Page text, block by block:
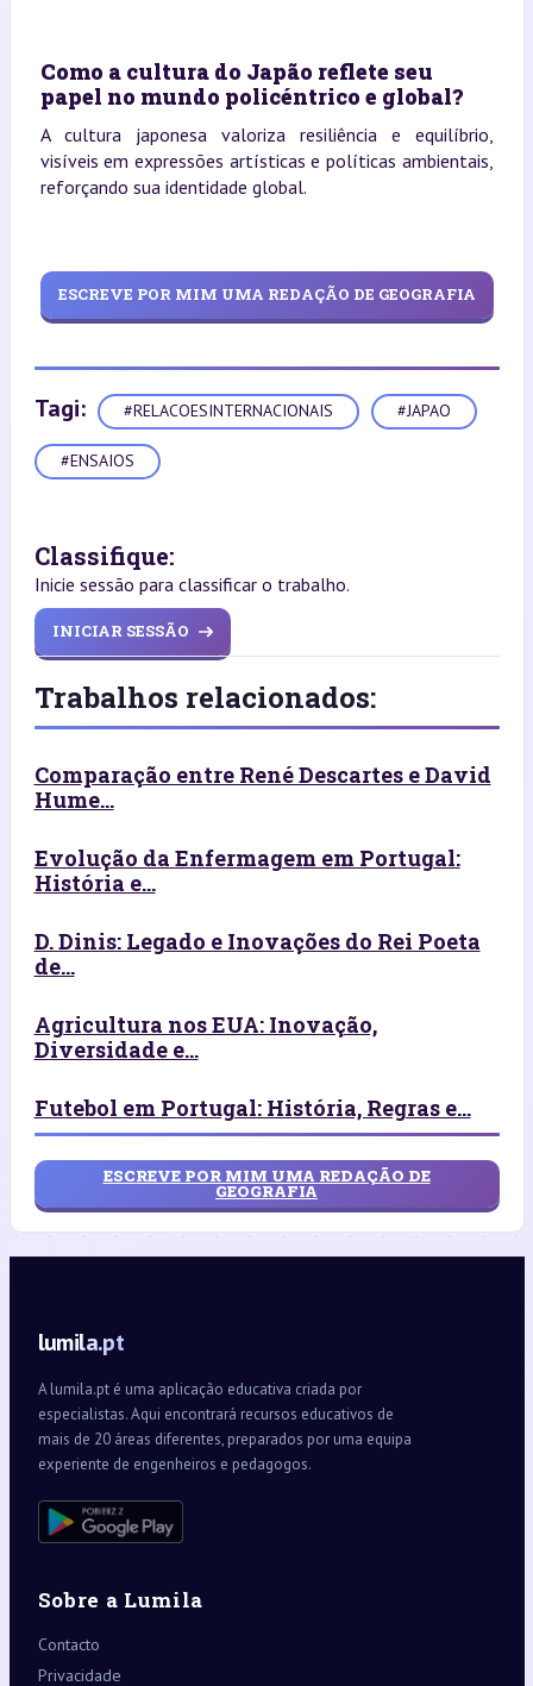
Como a cultura do Japão reflete seu
papel no mundo policéntrico e global?
A cultura japonesa valoriza resiliência e equilíbrio,
visíveis em expressões artísticas e políticas ambientais,
reforçando sua identidade global.
ESCREVE POR MIM UMA REDAÇÃO DE GEOGRAFIA
Tagi: #RELACOESINTERNACIONAIS #JAPAO
#ENSAIOS
Classifique:
Inicie sessão para classificar o trabalho.
INICIAR SESSÃO
Trabalhos relacionados:
Comparação entre René Descartes e David
Hume...
Evolução da Enfermagem em Portugal:
História e...
D. Dinis: Legado e Inovações do Rei Poeta
de...
Agricultura nos EUA: Inovação,
Diversidade e...
Futebol em Portugal: História, Regras e...
ESCREVE POR MIM UMA REDAÇÃO DE
GEOGRAFIA
lumila.pt
A lumila.pt é uma aplicação educativa criada por
especialistas. Aqui encontrará recursos educativos de
mais de 20 áreas diferentes, preparados por uma equipa
experiente de engenheiros e pedagogos.
Sobre a Lumila
Contacto
Privacidade